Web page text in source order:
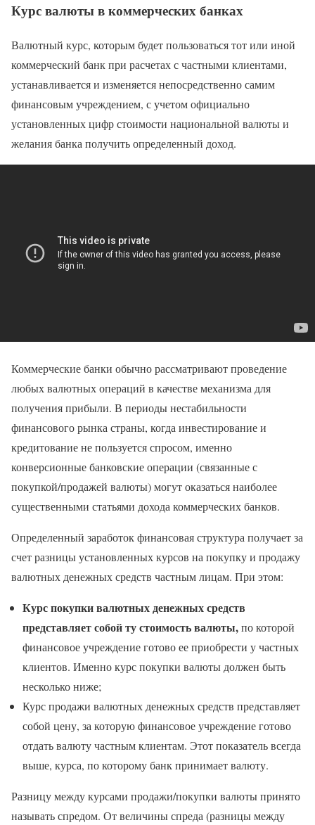
Курс валюты в коммерческих банках
Валютный курс, которым будет пользоваться тот или иной
коммерческий банк при расчетах с частными клиентами,
устанавливается и изменяется непосредственно самим
финансовым учреждением, с учетом официально
установленных цифр стоимости национальной валюты и
желания банка получить определенный доход.
Коммерческие банки обычно рассматривают проведение
любых валютных операций в качестве механизма для
получения прибыли. В периоды нестабильности
финансового рынка страны, когда инвестирование и
кредитование не пользуется спросом, именно
конверсионные банковские операции (связанные с
покупкой/продажей валюты) могут оказаться наиболее
существенными статьями дохода коммерческих банков.
Определенный заработок финансовая структура получает за
счет разницы установленных курсов на покупку и продажу
валютных денежных средств частным лицам. При этом:
Курс покупки валютных денежных средств
представляет собой ту стоимость валюты,по которой
финансовое учреждение готово ее приобрести у частных
клиентов. Именно курс покупки валюты должен быть
несколько ниже;
Курс продажи валютных денежных средств представляет
собой цену, за которую финансовое учреждение готово
отдать валюту частным клиентам. Этот показатель всегда
выше, курса, по которому банк принимает валюту.
Разницу между курсами продажи/покупки валюты принято
называть спредом. От величины спреда (разницы между